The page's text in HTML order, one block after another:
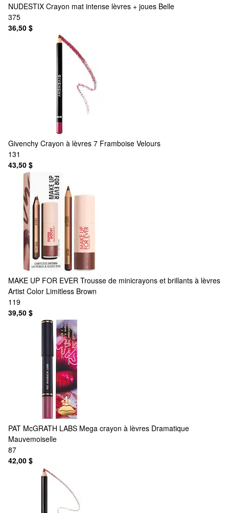
NUDESTIX Crayon mat intense lèvres + joues Belle
375
36,50 $
Givenchy Crayon à lèvres 7 Framboise Velours
131
43,50 $
MAKE UP FOR EVER Trousse de minicrayons et brillants à lèvres
Artist Color Limitless Brown
119
39,50 $
PAT McGRATH LABS Mega crayon à lèvres Dramatique
Mauvemoiselle
87
42,00 $